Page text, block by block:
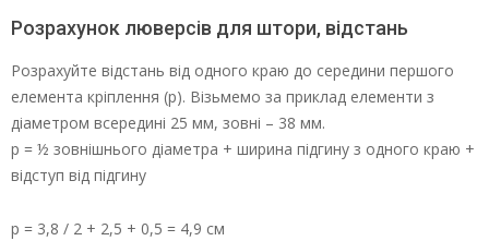
Розрахунок люверсів для штори, відстань
Розрахуйте відстань від одного краю до середини першого
елемента кріплення (р). Візьмемо за приклад елементи з
діаметром всередині 25 мм, зовні – 38 мм.
р = ½ зовнішнього діаметра + ширина підгину з одного краю +
відступ від підгину
р = 3,8 / 2 + 2,5 + 0,5 = 4,9 см